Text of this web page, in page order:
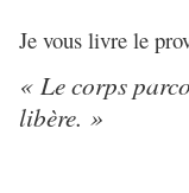
Je vous livre le
« Le corps
libère. »